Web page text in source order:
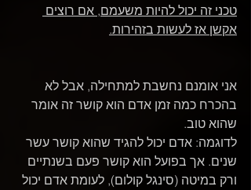
טכני זה יכול להיות משעמם, אם רוצים
אקשן אז לעשות בזהירות.
אני אומנם נחשבת למתחילה, אבל לא
בהכרח כמה זמן אדם הוא קושר זה אומר
שהוא טוב.
לדוגמה: אדם יכול להגיד שהוא קושר עשר
שנים. אך בפועל הוא קושר פעם בשנתיים
ורק במיטה (סינגל קולום), לעומת אדם יכול